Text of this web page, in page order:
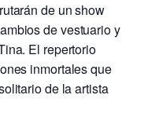
de un show
de vestuario y
El repertorio
inmortales que
de la artista